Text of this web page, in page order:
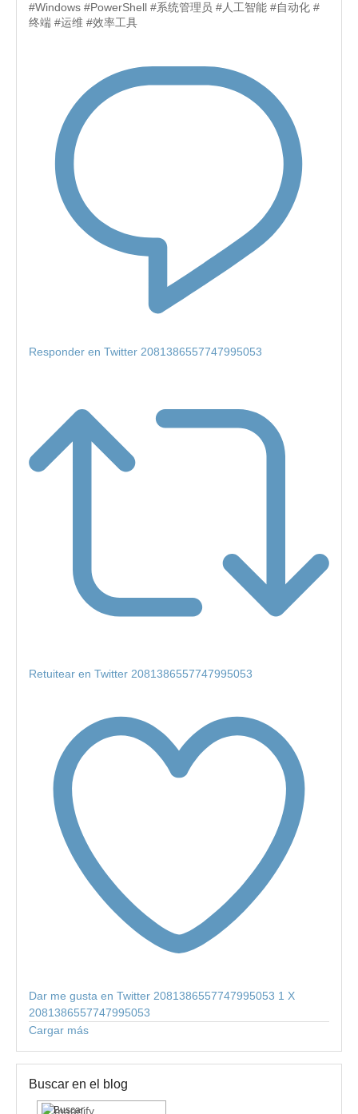
#Windows #PowerShell #系统管理员 #人工智能 #自动化 #
终端 #运维 #效率工具
Responder en Twitter 2081386557747995053
Retuitear en Twitter 2081386557747995053
Dar me gusta en Twitter 2081386557747995053 1 X
2081386557747995053
Cargar más
Buscar en el blog